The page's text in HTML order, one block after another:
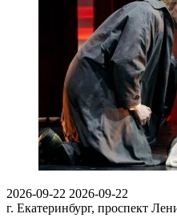
2026-09-22 2026-09-22
г. Екатеринбург, проспект